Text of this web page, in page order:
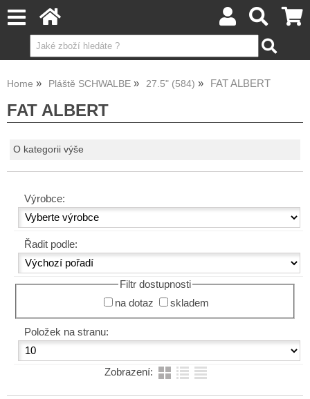
Home Pláště SCHWALBE 27.5" (584) FAT ALBERT
FAT ALBERT
O kategorii výše
Výrobce:
Řadit podle:
Filtr dostupnosti
na dotaz
skladem
Položek na stranu:
Zobrazení: